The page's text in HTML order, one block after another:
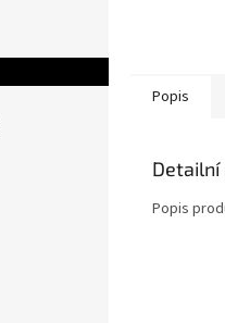
Popis
Detailní
Popis